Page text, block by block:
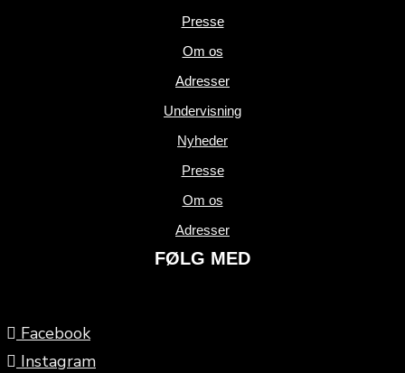
Presse
Om os
Adresser
Undervisning
Nyheder
Presse
Om os
Adresser
FØLG MED
Facebook
Instagram